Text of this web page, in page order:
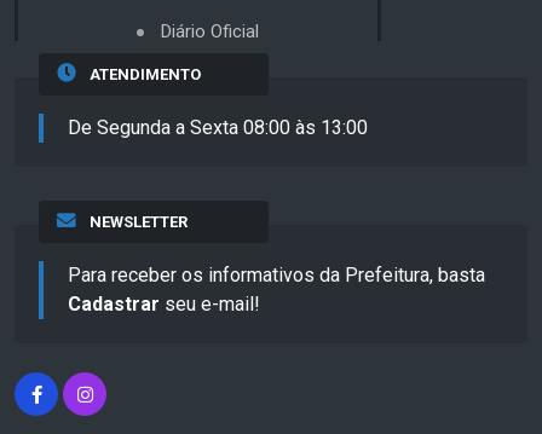
Diário Oficial
ATENDIMENTO
De Segunda a Sexta 08:00 às 13:00
NEWSLETTER
Para receber os informativos da Prefeitura, basta
Cadastrar seu e-mail!